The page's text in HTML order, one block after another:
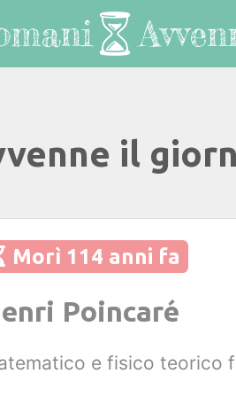
il
Morì 114 anni fa
Poincaré
e fisico teorico